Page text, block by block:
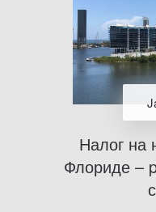
Налог на
Флориде –